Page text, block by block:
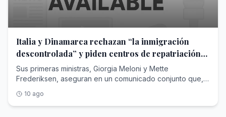
Italia y Dinamarca rechazan “la inmigración
descontrolada” y piden centros de repatriación
en terceros países
Sus primeras ministras, Giorgia Meloni y Mette
Frederiksen, aseguran en un comunicado conjunto que,
defender Europa”
10 ago